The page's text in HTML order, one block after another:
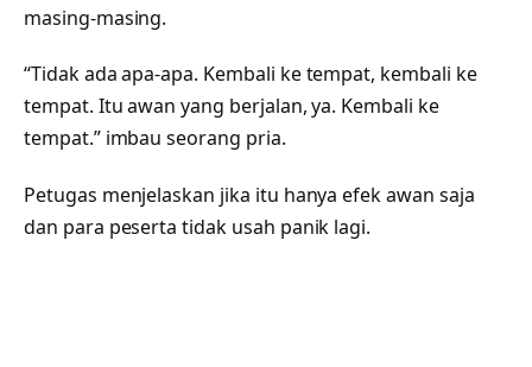
masing-masing.
“Tidak ada apa-apa. Kembali ke tempat, kembali ke
tempat. Itu awan yang berjalan, ya. Kembali ke
tempat.” imbau seorang pria.
Petugas menjelaskan jika itu hanya efek awan saja
dan para peserta tidak usah panik lagi.